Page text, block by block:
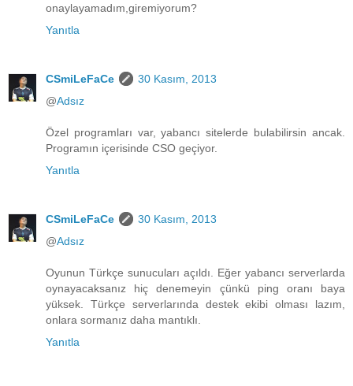
onaylayamadım,giremiyorum?
Yanıtla
CSmiLeFaCe
30 Kasım, 2013
@Adsız
Özel programları var, yabancı sitelerde bulabilirsin ancak.
Programın içerisinde CSO geçiyor.
Yanıtla
CSmiLeFaCe
30 Kasım, 2013
@Adsız
Oyunun Türkçe sunucuları açıldı. Eğer yabancı serverlarda
oynayacaksanız hiç denemeyin çünkü ping oranı baya
yüksek. Türkçe serverlarında destek ekibi olması lazım,
onlara sormanız daha mantıklı.
Yanıtla